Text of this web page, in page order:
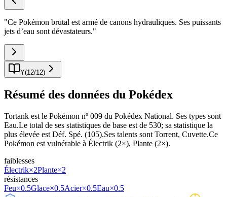
"Ce Pokémon brutal est armé de canons hydrauliques. Ses puissants
jets d’eau sont dévastateurs."
Y(12/12)
Résumé des données du Pokédex
Tortank est le Pokémon nº 009 du Pokédex National. Ses types sont
Eau.Le total de ses statistiques de base est de 530; sa statistique la
plus élevée est Déf. Spé. (105).Ses talents sont Torrent, Cuvette.Ce
Pokémon est vulnérable à Électrik (2×), Plante (2×).
faiblesses
Électrik×2Plante×2
résistances
Feu×0.5Glace×0.5Acier×0.5Eau×0.5